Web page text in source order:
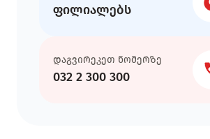
ფილიალებს
დაგვირეკეთ ნომერზე
032 2 300 300